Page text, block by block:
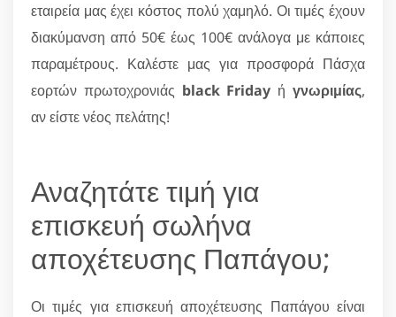
εταιρεία μας έχει κόστος πολύ χαμηλό. Οι τιμές έχουν
διακύμανση από 50€ έως 100€ ανάλογα με κάποιες
παραμέτρους. Καλέστε μας για προσφορά Πάσχα
εορτών πρωτοχρονιάς black Friday ήγνωριμίας,
αν είστε νέος πελάτης!
Αναζητάτε τιμή για
επισκευή σωλήνα
αποχέτευσης Παπάγου;
Οι τιμές για επισκευή αποχέτευσης Παπάγου είναι